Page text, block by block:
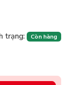
trạng: Còn hàng